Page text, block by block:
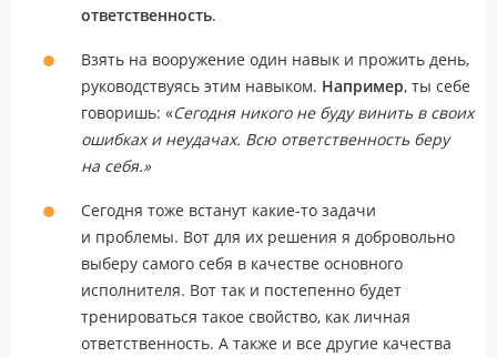
ответственность.
Взять на вооружение один навык и прожить день,
руководствуясь этим навыком. Например, ты себе
говоришь: «Сегодня никого не буду винить в своих
ошибках и неудачах. Всю ответственность беру
на себя.»
Сегодня тоже встанут какие-то задачи
и проблемы. Вот для их решения я добровольно
выберу самого себя в качестве основного
исполнителя. Вот так и постепенно будет
тренироваться такое свойство, как личная
ответственность. А также и все другие качества